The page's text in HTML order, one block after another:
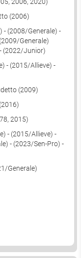
(2006)
(2008/Generale) -
Generale)
(2022/Junior)
- (2015/Allieve) -
(2009)
2015)
- (2015/Allieve) -
- (2023/Sen-Pro) -
Generale)